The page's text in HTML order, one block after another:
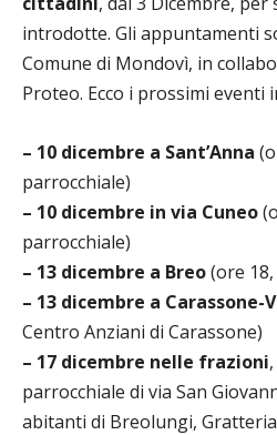
introdotte. Gli appuntamenti
Comune di Mondovì, in
Proteo. Ecco i prossimi eventi
– 10 dicembre a Sant’Anna
parrocchiale)
– 10 dicembre in via Cuneo
parrocchiale)
– 13 dicembre a Breo(ore
– 13 dicembre a Carassone-
Centro Anziani di Carassone)
– 17 dicembre nelle frazioni
parrocchiale di via San
abitanti di Breolungi,